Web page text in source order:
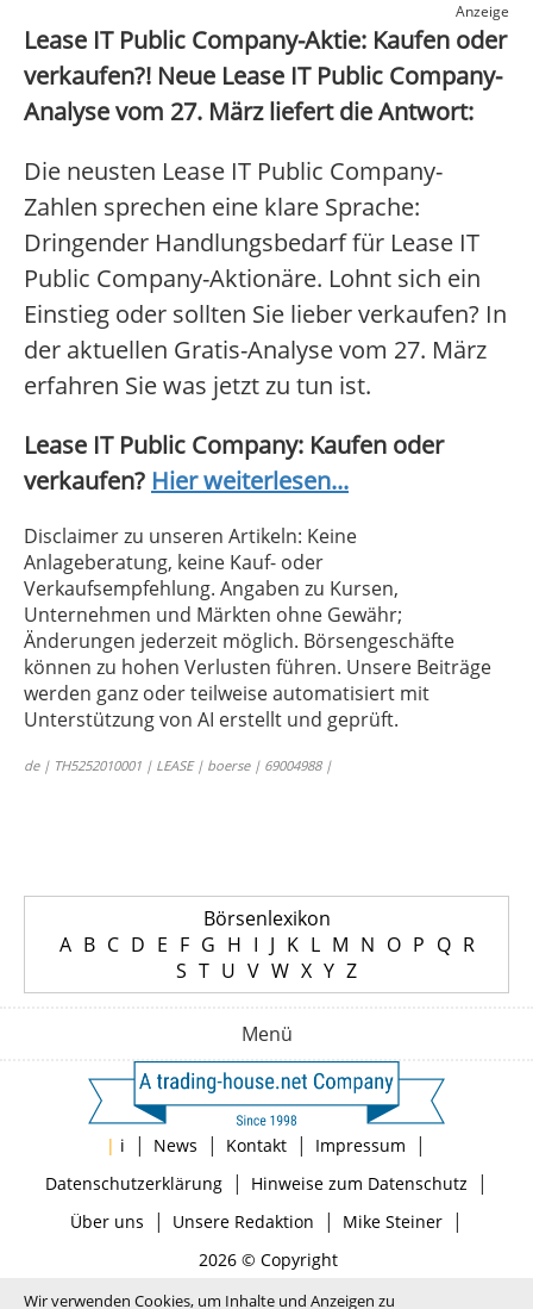
Anzeige
Lease IT Public Company-Aktie: Kaufen oder
verkaufen?! Neue Lease IT Public Company-
Analyse vom 27. März liefert die Antwort:
Die neusten Lease IT Public Company-
Zahlen sprechen eine klare Sprache:
Dringender Handlungsbedarf für Lease IT
Public Company-Aktionäre. Lohnt sich ein
Einstieg oder sollten Sie lieber verkaufen? In
der aktuellen Gratis-Analyse vom 27. März
erfahren Sie was jetzt zu tun ist.
Lease IT Public Company: Kaufen oder
verkaufen? Hier weiterlesen...
Disclaimer zu unseren Artikeln: Keine
Anlageberatung, keine Kauf- oder
Verkaufsempfehlung. Angaben zu Kursen,
Unternehmen und Märkten ohne Gewähr;
Änderungen jederzeit möglich. Börsengeschäfte
können zu hohen Verlusten führen. Unsere Beiträge
werden ganz oder teilweise automatisiert mit
Unterstützung von AI erstellt und geprüft.
de | TH5252010001 | LEASE | boerse | 69004988 |
Börsenlexikon
A B C D E F G H I J K L M N O P Q R
S T U V W X Y Z
Menü
| i | News | Kontakt | Impressum |
Datenschutzerklärung| Hinweise zum Datenschutz |
Über uns | Unsere Redaktion | Mike Steiner|
2026 © Copyright
Wir verwenden Cookies, um Inhalte und Anzeigen zu